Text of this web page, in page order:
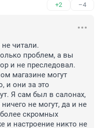
+2 –4
читали.
проблем, а вы
и не преследовал.
магазине могут
и они за это
Я сам был в салонах,
не могут, да и не
скромных
и настроение никто не